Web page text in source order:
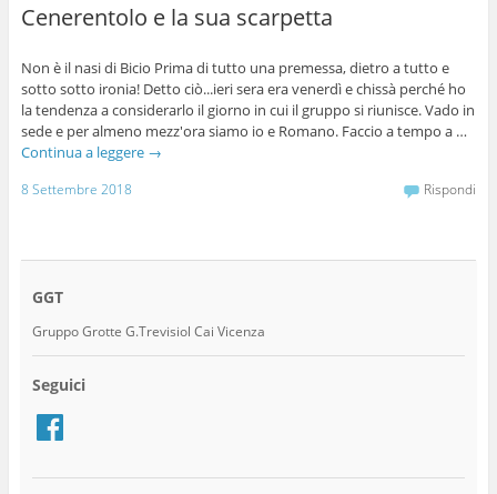
Cenerentolo e la sua scarpetta
Non è il nasi di Bicio Prima di tutto una premessa, dietro a tutto e
sotto sotto ironia! Detto ciò...ieri sera era venerdì e chissà perché ho
la tendenza a considerarlo il giorno in cui il gruppo si riunisce. Vado in
sede e per almeno mezz'ora siamo io e Romano. Faccio a tempo a …
Continua a leggere →
8 Settembre 2018 Rispondi
GGT
Gruppo Grotte G.Trevisiol Cai Vicenza
Seguici
Facebook